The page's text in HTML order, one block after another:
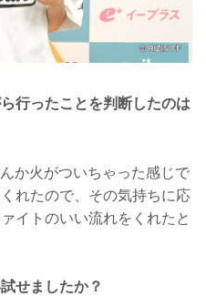
行ったことを判断したのは
か火がついちゃった感じで
れたので、その気持ちに応
イトのいい流れをくれたと
せましたか？